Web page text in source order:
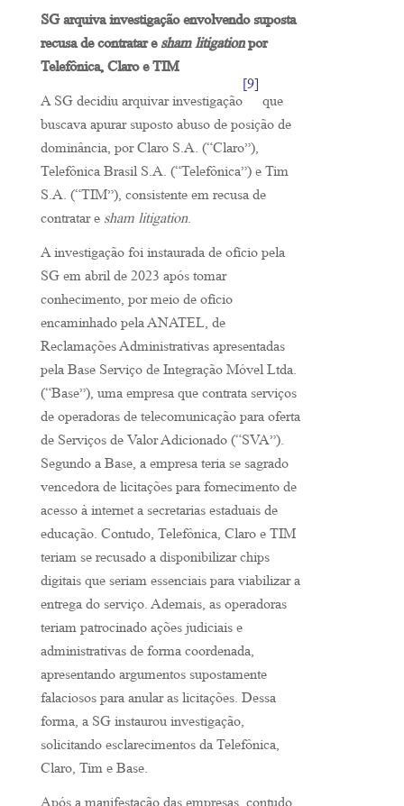
SG arquiva investigação envolvendo suposta
recusa de contratar esham litigationpor
Telefônica, Claro e TIM
A SG decidiu arquivar investigação
[9]
que
buscava apurar suposto abuso de posição de
dominância, por Claro S.A. (“Claro”),
Telefônica Brasil S.A. (“Telefônica”) e Tim
S.A. (“TIM”), consistente em recusa de
contratar e sham litigation.
A investigação foi instaurada de ofício pela
SG em abril de 2023 após tomar
conhecimento, por meio de ofício
encaminhado pela ANATEL, de
Reclamações Administrativas apresentadas
pela Base Serviço de Integração Móvel Ltda.
(“Base”), uma empresa que contrata serviços
de operadoras de telecomunicação para oferta
de Serviços de Valor Adicionado (“SVA”).
Segundo a Base, a empresa teria se sagrado
vencedora de licitações para fornecimento de
acesso à internet a secretarias estaduais de
educação. Contudo, Telefônica, Claro e TIM
teriam se recusado a disponibilizar chips
digitais que seriam essenciais para viabilizar a
entrega do serviço. Ademais, as operadoras
teriam patrocinado ações judiciais e
administrativas de forma coordenada,
apresentando argumentos supostamente
falaciosos para anular as licitações. Dessa
forma, a SG instaurou investigação,
solicitando esclarecimentos da Telefônica,
Claro, Tim e Base.